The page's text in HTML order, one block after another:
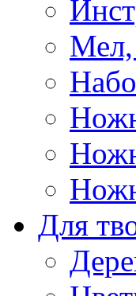
Мел,
Для